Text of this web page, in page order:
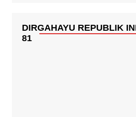
DIRGAHAYU REPUBLIK
81